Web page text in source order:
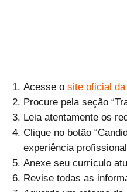
Acesse o site oficial
Procure pela seção
Leia atentamente os
Clique no botão
experiência
Anexe seu currículo
Revise todas as